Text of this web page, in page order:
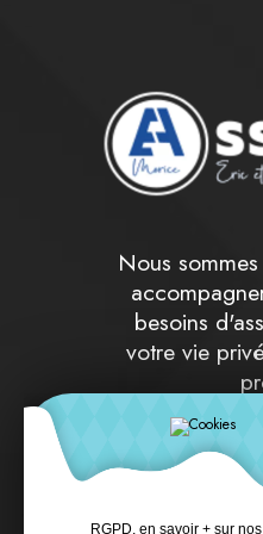
Nous
besoins
votre vie
RGPD, en savoir + sur